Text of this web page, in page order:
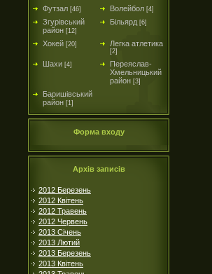
Футзал [46] Волейбол [4]
Згурівський
район [12]
Більярд [6]
Хокей [20] Легка атлетика
[2]
Шахи [4]
Переяслав-
Хмельницький
район [3]
Баришівський
район [1]
Форма входу
Архів записів
2012 Березень
2012 Квітень
2012 Травень
2012 Червень
2013 Січень
2013 Лютий
2013 Березень
2013 Квітень